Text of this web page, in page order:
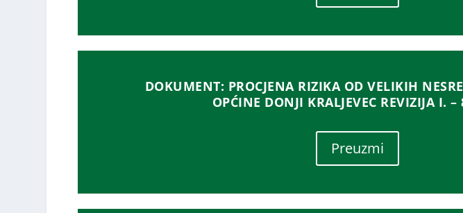
DOKUMENT: PROCJENA RIZIKA OD VELIKIH
OPĆINE DONJI KRALJEVEC REVIZIJA I.
Preuzmi